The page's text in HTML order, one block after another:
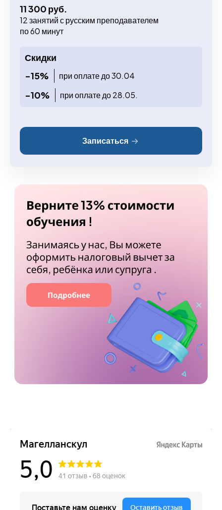
11 300 руб.
12 занятий с русским преподавателем
по 60 минут
Скидки
-15%
при оплате до 30.04
-10% при оплате до 28.05.
Записаться